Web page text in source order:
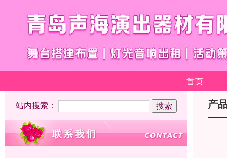
首页
站内搜索： 产